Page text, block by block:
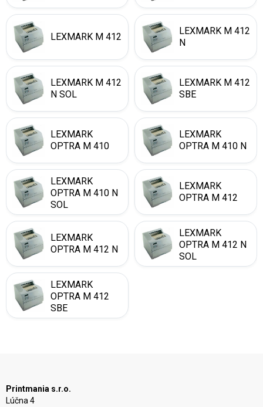
LEXMARK M 412
LEXMARK M 412
N
LEXMARK M 412
N SOL
LEXMARK M 412
SBE
LEXMARK
OPTRA M 410
LEXMARK
OPTRA M 410 N
LEXMARK
OPTRA M 410 N
SOL
LEXMARK
OPTRA M 412
LEXMARK
OPTRA M 412 N
LEXMARK
OPTRA M 412 N
SOL
LEXMARK
OPTRA M 412
SBE
Printmania s.r.o.
Lúčna 4